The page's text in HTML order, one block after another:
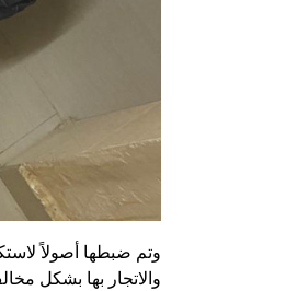
وتم ضبطها أصولاً
والاتجار بها بشكل